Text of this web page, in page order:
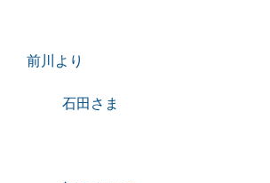
前川より
石田さま